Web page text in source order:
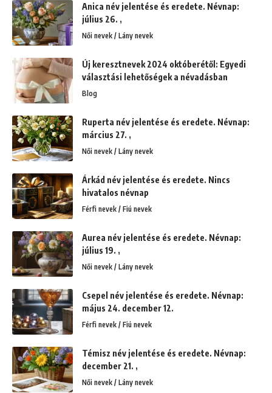
Anica név jelentése és eredete. Névnap:
július 26. ,
Női nevek / Lány nevek
Új keresztnevek 2024 októberétől: Egyedi
választási lehetőségek a névadásban
Blog
Ruperta név jelentése és eredete. Névnap:
március 27. ,
Női nevek / Lány nevek
Árkád név jelentése és eredete. Nincs
hivatalos névnap
Férfi nevek / Fiú nevek
Aurea név jelentése és eredete. Névnap:
július 19. ,
Női nevek / Lány nevek
Csepel név jelentése és eredete. Névnap:
május 24. december 12.
Férfi nevek / Fiú nevek
Témisz név jelentése és eredete. Névnap:
december 21. ,
Női nevek / Lány nevek